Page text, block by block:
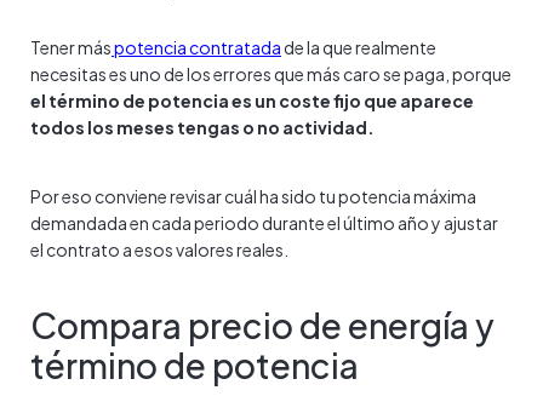
Tener máspotencia contratada de la que realmente
necesitas es uno de los errores que más caro se paga, porque
el término de potencia es un coste fijo que aparece
todos los meses tengas o no actividad.
Por eso conviene revisar cuál ha sido tu potencia máxima
demandada en cada periodo durante el último año y ajustar
el contrato a esos valores reales.
Compara precio de energía y
término de potencia